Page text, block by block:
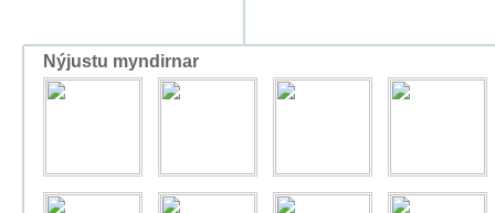
Nýjustu myndirnar